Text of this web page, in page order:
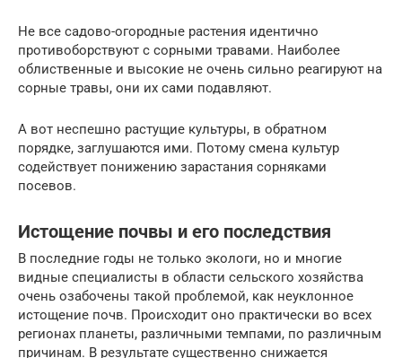
Не все садово-огородные растения идентично
противоборствуют с сорными травами. Наиболее
облиственные и высокие не очень сильно реагируют на
сорные травы, они их сами подавляют.
А вот неспешно растущие культуры, в обратном
порядке, заглушаются ими. Потому смена культур
содействует понижению зарастания сорняками
посевов.
Истощение почвы и его последствия
В последние годы не только экологи, но и многие
видные специалисты в области сельского хозяйства
очень озабочены такой проблемой, как неуклонное
истощение почв. Происходит оно практически во всех
регионах планеты, различными темпами, по различным
причинам. В результате существенно снижается